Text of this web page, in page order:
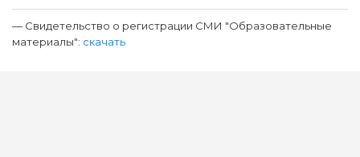
— Свидетельство о регистрации СМИ "Образовательные
материалы": скачать